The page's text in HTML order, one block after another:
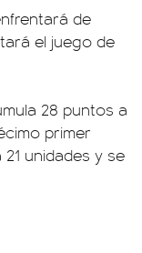
de
el juego de
28 puntos a
primer
unidades y se